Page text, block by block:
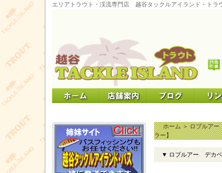
エリアトラウト・渓流専門店 越谷タックルアイランド・トラ
ホーム＞ロブルアー
ラー】
▼ ロブルアー デカベ